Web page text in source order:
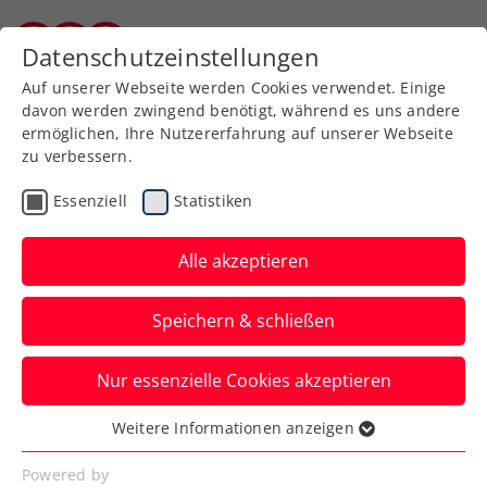
Zurück zur Newsübersicht
ATP
ATP-Challenger Girona:
Ofner gewinnt ÖTV-Duell
mit Neumayer
Der ÖTV-Spitzenspieler steht hiermit
beim zweiten Comeback-Turnier schon im
Viertelfinale.
Verfasst von: Manuel Wachta, 27.03.2025
Datenschutzeinstellungen
Auf unserer Webseite werden Cookies verwendet. Einige
davon werden zwingend benötigt, während es uns andere
ermöglichen, Ihre Nutzererfahrung auf unserer Webseite
zu verbessern.
Essenziell Statistiken
Alle akzeptieren
Speichern & schließen
Nur essenzielle Cookies akzeptieren
Essenziell
Essenzielle Cookies werden für grundlegende
Weitere Informationen anzeigen
Powered by